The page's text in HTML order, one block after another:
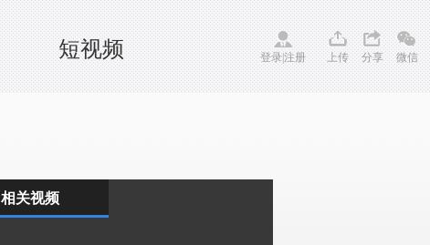
短视频 登录注册 上传 分享 微信
相关视频